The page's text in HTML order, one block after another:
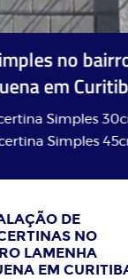
no
em
Simples
Simples
DE
NO
LAMENHA
EM